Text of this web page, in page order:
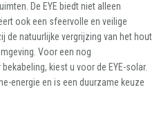
De EYE biedt niet alleen
ook een sfeervolle en veilige
de natuurlijke vergrijzing van het hout
Voor een nog
kiest u voor de EYE-solar.
energie en is een duurzame keuze